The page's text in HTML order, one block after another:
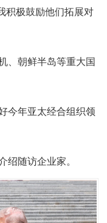
积极鼓励他们拓展对
、朝鲜半岛等重大国
今年亚太经合组织领
随访企业家。